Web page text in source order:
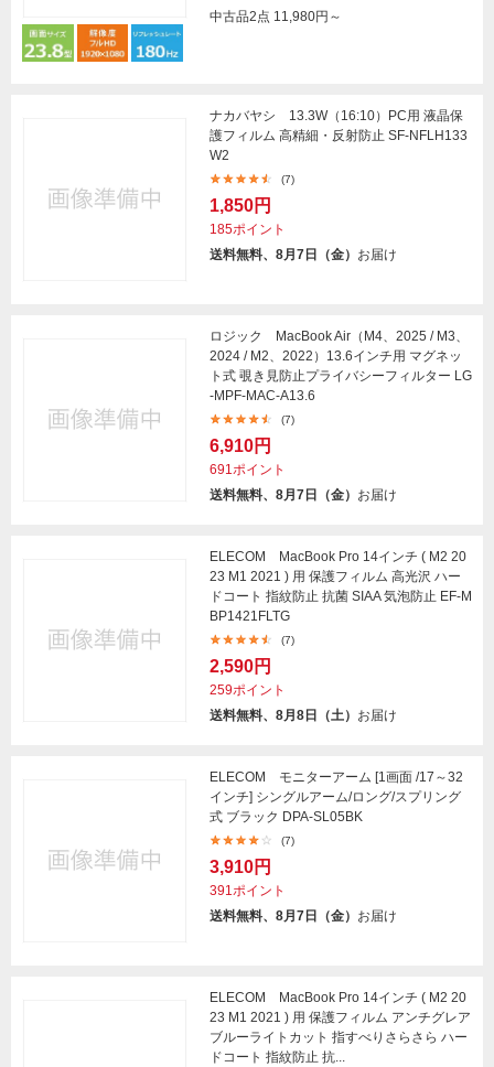
中古品2点 11,980円～
ナカバヤシ 13.3W（16:10）PC用 液晶保
護フィルム 高精細・反射防止 SF-NFLH133
W2
(7)
1,850円
185ポイント
送料無料、8月7日（金） お届け
ロジック MacBook Air（M4、2025 / M3、
2024 / M2、2022）13.6インチ用 マグネッ
ト式 覗き見防止プライバシーフィルター LG
-MPF-MAC-A13.6
(7)
6,910円
691ポイント
送料無料、8月7日（金） お届け
ELECOM MacBook Pro 14インチ ( M2 20
23 M1 2021 ) 用 保護フィルム 高光沢 ハー
ドコート 指紋防止 抗菌 SIAA 気泡防止 EF-M
BP1421FLTG
(7)
2,590円
259ポイント
送料無料、8月8日（土） お届け
ELECOM モニターアーム [1画面 /17～32
インチ] シングルアーム/ロング/スプリング
式 ブラック DPA-SL05BK
(7)
3,910円
391ポイント
送料無料、8月7日（金） お届け
ELECOM MacBook Pro 14インチ ( M2 20
23 M1 2021 ) 用 保護フィルム アンチグレア
ブルーライトカット 指すべりさらさら ハー
ドコート 指紋防止 抗...